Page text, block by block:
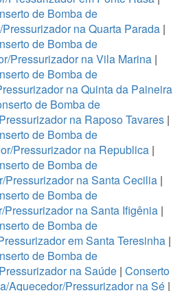
de Bomba de
na Quarta Parada|
de Bomba de
Pressurizador na Vila Marina |
de Bomba de
na Quinta da Paineira
de Bomba de
na Raposo Tavares|
de Bomba de
Pressurizador na Republica |
de Bomba de
Pressurizador na Santa Cecilia|
de Bomba de
na Santa Ifigênia |
de Bomba de
em Santa Teresinha|
de Bomba de
na Saúde| Conserto
Aquecedor/Pressurizador na Sé |